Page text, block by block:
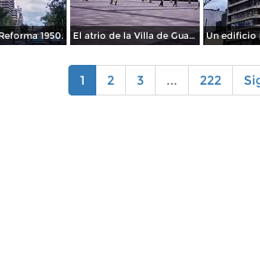
1950. El atrio de la Villa de Guadalupe 1950.
1 2 3 ... 222